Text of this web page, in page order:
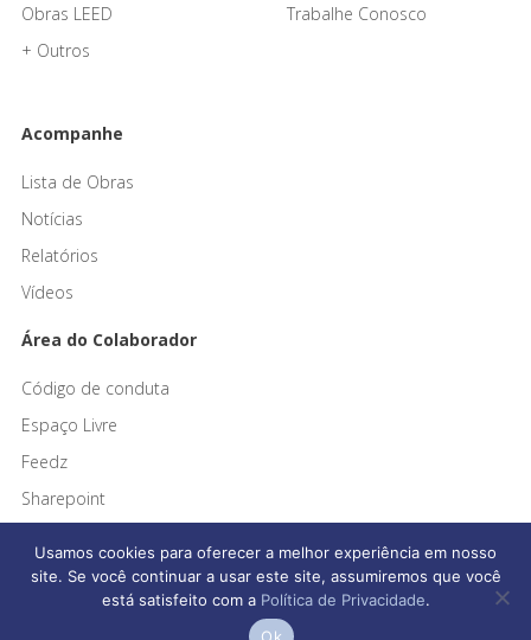
Obras LEED
+ Outros
Trabalhe Conosco
Acompanhe
Lista de Obras
Notícias
Relatórios
Vídeos
Área do Colaborador
Código de conduta
Espaço Livre
Feedz
Sharepoint
Afonso França Engenharia © 2026 Todos os direitos reservados
Usamos cookies para oferecer a melhor experiência em nosso
site. Se você continuar a usar este site, assumiremos que você
está satisfeito com a Política de Privacidade.
Ok